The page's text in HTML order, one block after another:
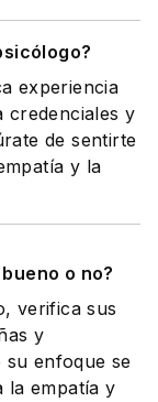
experiencia
credenciales y
de sentirte
y la
o no?
verifica sus
y
su enfoque se
la empatía y